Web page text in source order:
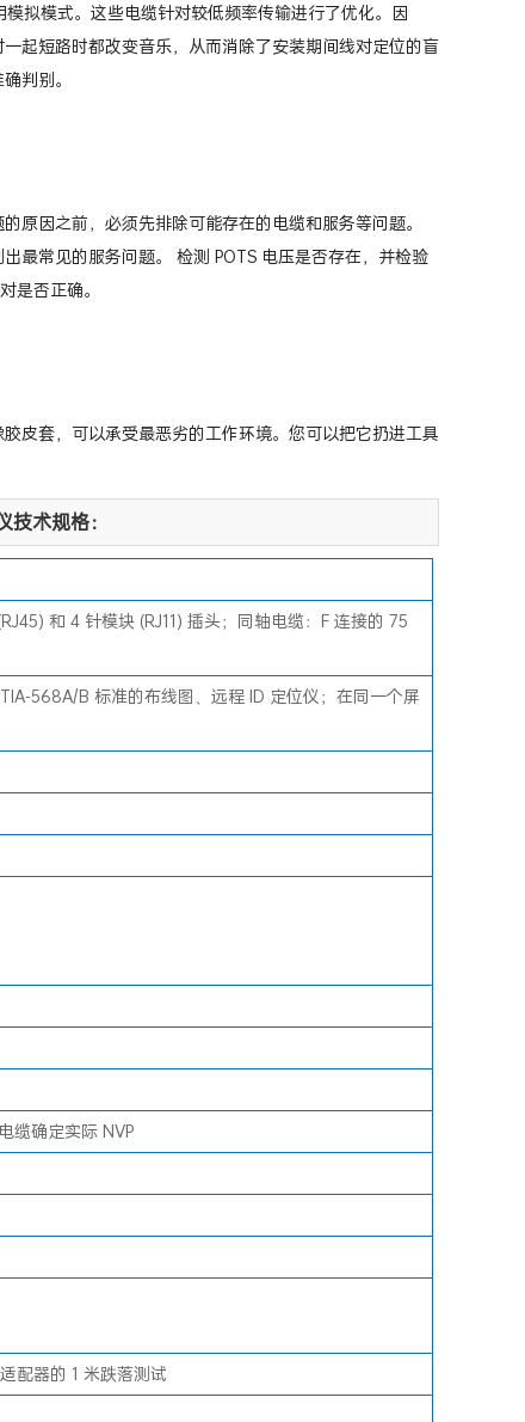
拟模式。这些电缆针对较低频率传输进行了优化。因
起短路时都改变音乐，从而消除了安装期间线对定位的盲
判别。
原因之前，必须先排除可能存在的电缆和服务等问题。
最常见的服务问题。 检测 POTS 电压是否存在，并检验
是否正确。
皮套，可以承受最恶劣的工作环境。您可以把它扔进工具
术规格：
和 4 针模块 (RJ11) 插头；同轴电缆：F 连接的 75
568A/B 标准的布线图、远程 ID 定位仪；在同一个屏
缆确定实际 NVP
配器的 1 米跌落测试